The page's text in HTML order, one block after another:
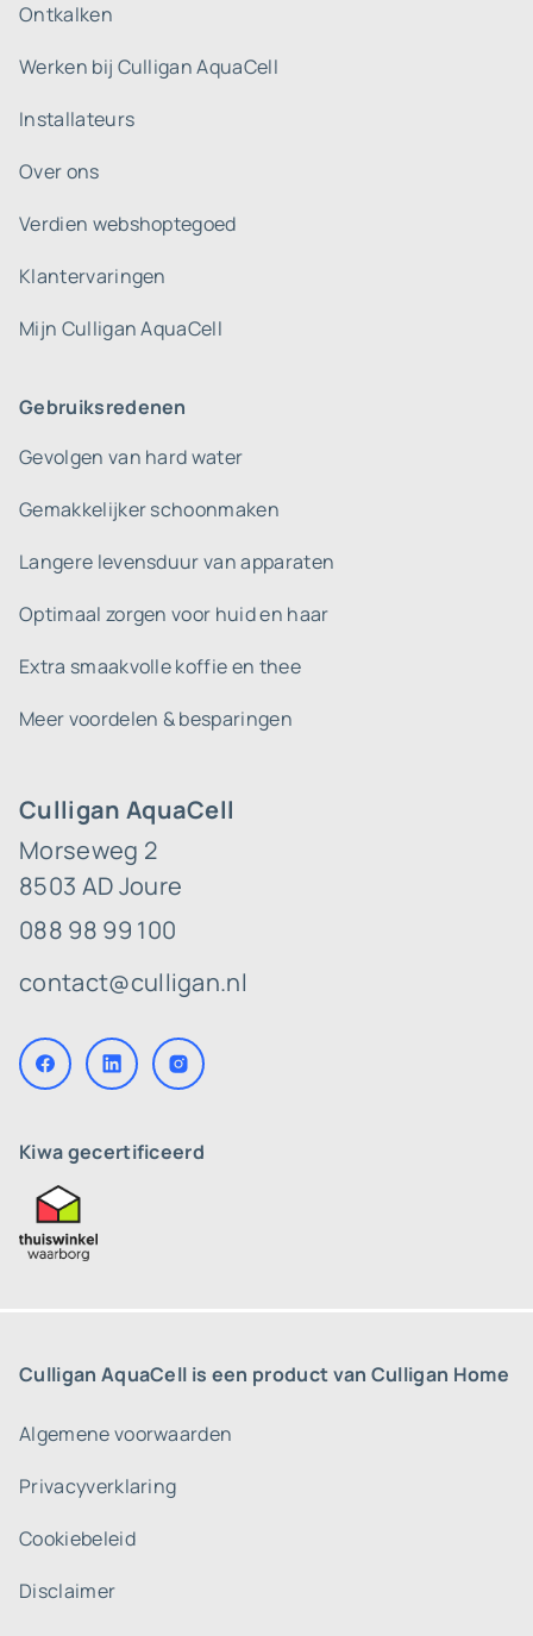
Culligan AquaCell
Morseweg 2
8503 AD Joure
088 98 99 100
contact@culligan.nl
Kiwa gecertificeerd
Ontkalken
Werken bij Culligan AquaCell
Installateurs
Over ons
Verdien webshoptegoed
Klantervaringen
Mijn Culligan AquaCell
Gebruiksredenen
Gevolgen van hard water
Gemakkelijker schoonmaken
Langere levensduur van apparaten
Optimaal zorgen voor huid en haar
Extra smaakvolle koffie en thee
Meer voordelen & besparingen
Culligan AquaCell is een product van Culligan Home
Algemene voorwaarden
Privacyverklaring
Cookiebeleid
Disclaimer